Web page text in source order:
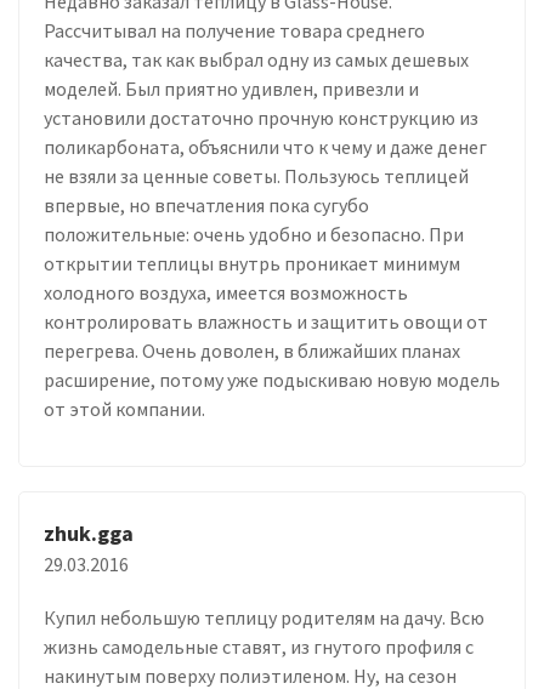
Рассчитывал на получение товара среднего
качества, так как выбрал одну из самых дешевых
моделей. Был приятно удивлен, привезли и
установили достаточно прочную конструкцию из
поликарбоната, объяснили что к чему и даже денег
не взяли за ценные советы. Пользуюсь теплицей
впервые, но впечатления пока сугубо
положительные: очень удобно и безопасно. При
открытии теплицы внутрь проникает минимум
холодного воздуха, имеется возможность
контролировать влажность и защитить овощи от
перегрева. Очень доволен, в ближайших планах
расширение, потому уже подыскиваю новую модель
от этой компании.
zhuk.gga
29.03.2016
Купил небольшую теплицу родителям на дачу. Всю
жизнь самодельные ставят, из гнутого профиля с
накинутым поверху полиэтиленом. Ну, на сезон